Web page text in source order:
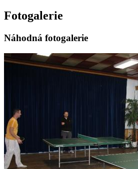
Fotogalerie
Náhodná fotogalerie